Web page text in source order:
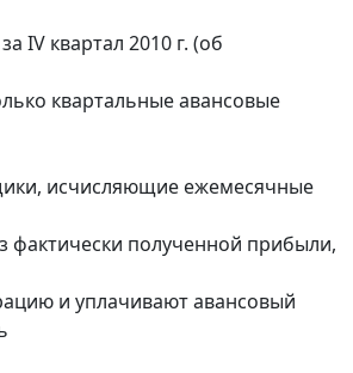
IV квартал 2010 г. (об
квартальные авансовые
исчисляющие ежемесячные
фактически полученной прибыли,
и уплачивают авансовый